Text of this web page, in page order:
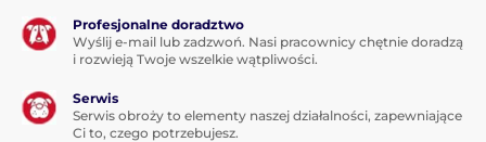
Brak
Zawartość opakowania
Profesjonalne doradztwo
Wyślij e-mail lub zadzwoń. Nasi pracownicy chętnie doradzą
i rozwieją Twoje wszelkie wątpliwości.
Serwis
Serwis obroży to elementy naszej działalności, zapewniające
Ci to, czego potrzebujesz.